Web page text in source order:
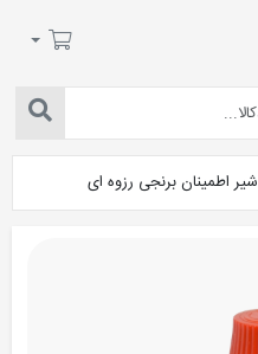
شیر اطمینان برنجی رزوه ای